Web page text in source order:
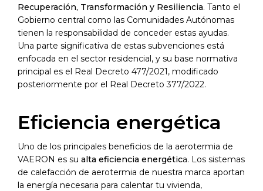
Recuperación, Transformación y Resiliencia. Tanto el
Gobierno central como las Comunidades Autónomas
tienen la responsabilidad de conceder estas ayudas.
Una parte significativa de estas subvenciones está
enfocada en el sector residencial, y su base normativa
principal es el Real Decreto 477/2021, modificado
posteriormente por el Real Decreto 377/2022.
Eficiencia energética
Uno de los principales beneficios de la aerotermia de
VAERON es su alta eficiencia energética. Los sistemas
de calefacción de aerotermia de nuestra marca aportan
la energía necesaria para calentar tu vivienda,